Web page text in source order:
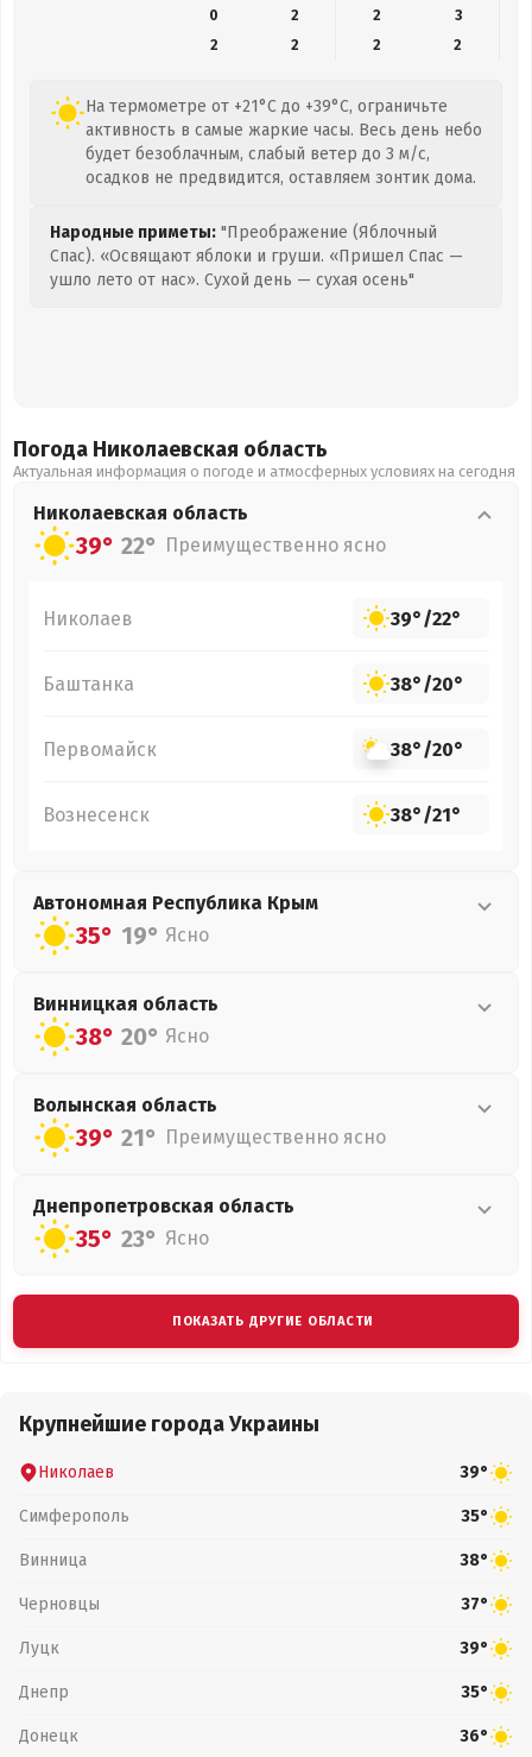
0
2 2
3
2
2 2 2
На термометре от +21°C до +39°C, ограничьте
активность в самые жаркие часы. Весь день небо
будет безоблачным, слабый ветер до 3 м/с,
осадков не предвидится, оставляем зонтик дома.
Народные приметы: "Преображение (Яблочный
Спас). «Освящают яблоки и груши. «Пришел Спас —
ушло лето от нас». Сухой день — сухая осень"
Погода Николаевская область
Актуальная информация о погоде и атмосферных условиях на сегодня
Николаевская область
39° 22° Преимущественно ясно
Николаев 39°/22°
Баштанка 38°/20°
Первомайск 38°/20°
Вознесенск 38°/21°
Автономная Республика Крым
35° 19° Ясно
Винницкая область
38° 20° Ясно
Волынская область
39° 21° Преимущественно ясно
Днепропетровская область
35° 23° Ясно
ПОКАЗАТЬ ДРУГИЕ ОБЛАСТИ
Крупнейшие города Украины
Николаев 39°
Симферополь 35°
Винница 38°
Черновцы 37°
Луцк 39°
Днепр 35°
Донецк 36°